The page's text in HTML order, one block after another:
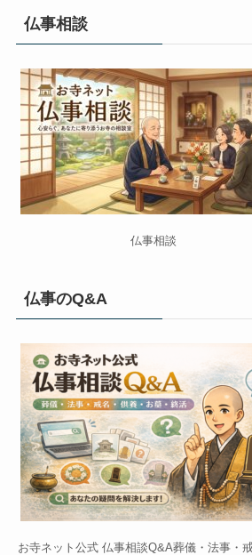
仏事相談
仏事相談
仏事のQ&A
お寺ネット公式 仏事相談Q&A葬儀・法事・